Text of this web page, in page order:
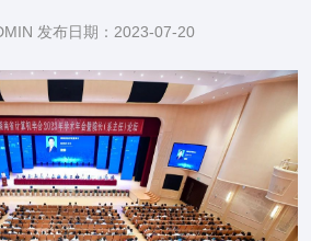
发布日期：2023-07-20